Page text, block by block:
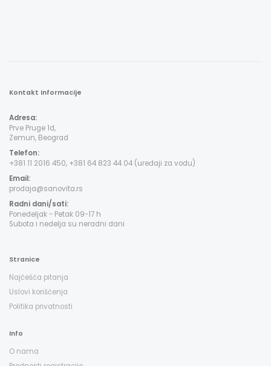
Kontakt Informacije
Adresa:
Prve Pruge 1d,
Zemun, Beograd
Telefon:
+381 11 2016 450, +381 64 823 44 04 (uređaji za vodu)
Email:
prodaja@sanovita.rs
Radni dani/sati:
Ponedeljak - Petak 09-17 h
Subota i nedelja su neradni dani
Stranice
Najčešća pitanja
Uslovi korišćenja
Politika privatnosti
Info
O nama